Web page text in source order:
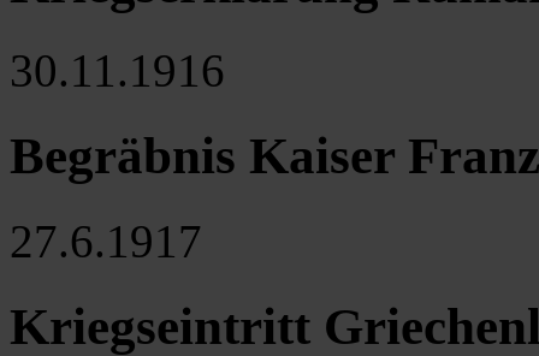
30.11.1916
Begräbnis Kaiser
27.6.1917
Kriegseintritt